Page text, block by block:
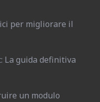
per migliorare il
La guida definitiva
un modulo